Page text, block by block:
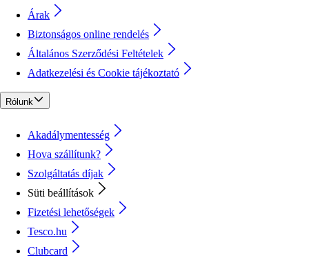
Árak
Biztonságos online rendelés
Általános Szerződési Feltételek
Adatkezelési és Cookie tájékoztató
Rólunk
Akadálymentesség
Hova szállítunk?
Szolgáltatás díjak
Süti beállítások
Fizetési lehetőségek
Tesco.hu
Clubcard